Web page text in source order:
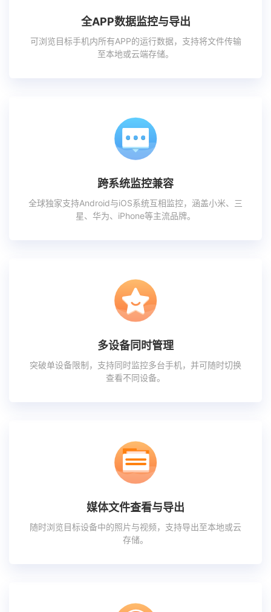
全APP数据监控与导出
可浏览目标手机内所有APP的运行数据，支持将文件传输
至本地或云端存储。
跨系统监控兼容
全球独家支持Android与iOS系统互相监控，涵盖小米、三
星、华为、iPhone等主流品牌。
多设备同时管理
突破单设备限制，支持同时监控多台手机，并可随时切换
查看不同设备。
媒体文件查看与导出
随时浏览目标设备中的照片与视频，支持导出至本地或云
存储。